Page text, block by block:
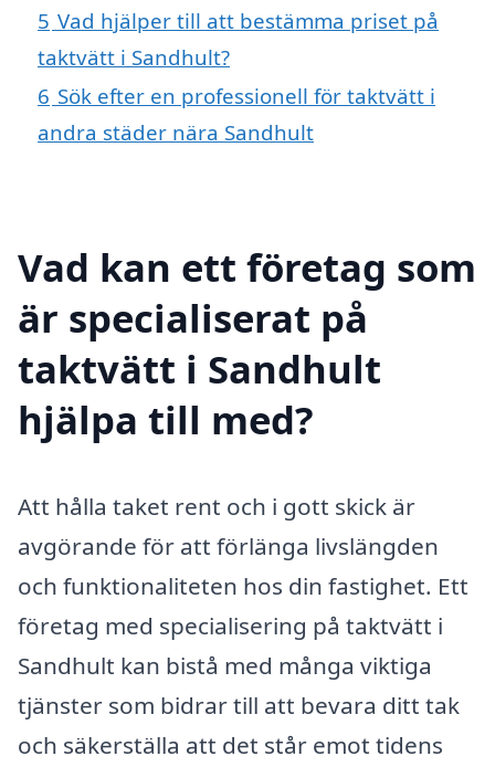
5 Vad hjälper till att bestämma priset på
taktvätt i Sandhult?
6 Sök efter en professionell för taktvätt i
andra städer nära Sandhult
Vad kan ett företag som
är specialiserat på
taktvätt i Sandhult
hjälpa till med?
Att hålla taket rent och i gott skick är
avgörande för att förlänga livslängden
och funktionaliteten hos din fastighet. Ett
företag med specialisering på taktvätt i
Sandhult kan bistå med många viktiga
tjänster som bidrar till att bevara ditt tak
och säkerställa att det står emot tidens